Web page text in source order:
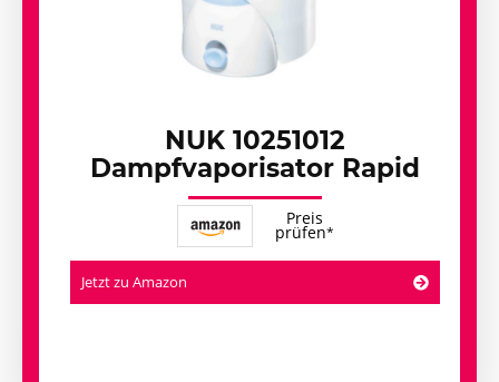
NUK 10251012
Dampfvaporisator Rapid
Preis
prüfen
Jetzt zu Amazon